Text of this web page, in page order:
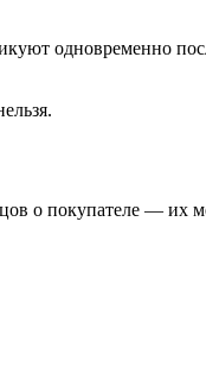
одновременно
о покупателе — их